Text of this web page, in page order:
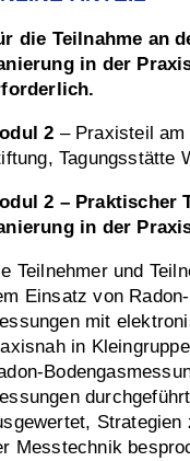
die Teilnahme an
in der
2 – Praxisteil am
Tagungsstätte
2 – Praktischer
in der
Teilnehmer und
Einsatz von
mit
in
Strategien
Messtechnik